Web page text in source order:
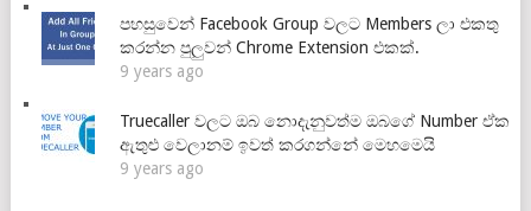
පහසුවෙන් Facebook Group වලට Members ලා එකතු
කරන්න පුලුවන් Chrome Extension එකක්.
9 years ago
Truecaller වලට ඔබ නොදැනුවත්ම ඔබගේ Number ඒක
ඇතුළු වෙලානම් ඉවත් කරගන්නේ මෙහමෙයි
9 years ago